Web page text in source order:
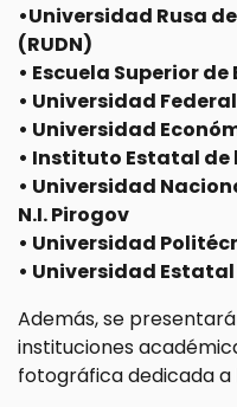
•Universidad Rusa
(RUDN)
• Escuela Superior
• Universidad
• Universidad
• Instituto Estatal de
• Universidad
N.I. Pirogov
• Universidad
• Universidad
Además, se
instituciones
fotográfica dedicada a